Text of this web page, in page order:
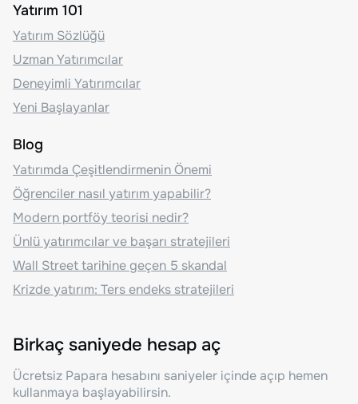
Yatırım 101
Yatırım Sözlüğü
Uzman Yatırımcılar
Deneyimli Yatırımcılar
Yeni Başlayanlar
Blog
Yatırımda Çeşitlendirmenin Önemi
Öğrenciler nasıl yatırım yapabilir?
Modern portföy teorisi nedir?
Ünlü yatırımcılar ve başarı stratejileri
Wall Street tarihine geçen 5 skandal
Krizde yatırım: Ters endeks stratejileri
Birkaç saniyede hesap aç
Ücretsiz Papara hesabını saniyeler içinde açıp hemen
kullanmaya başlayabilirsin.